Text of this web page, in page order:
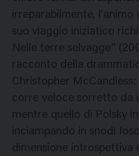
irreparabilmente, l’animo
suo viaggio iniziatico
Nelle terre selvagge”
racconto della
Christopher
corre veloce sorretto da
mentre quello di Polsky
inciampando in snodi
dimensione introspettiva